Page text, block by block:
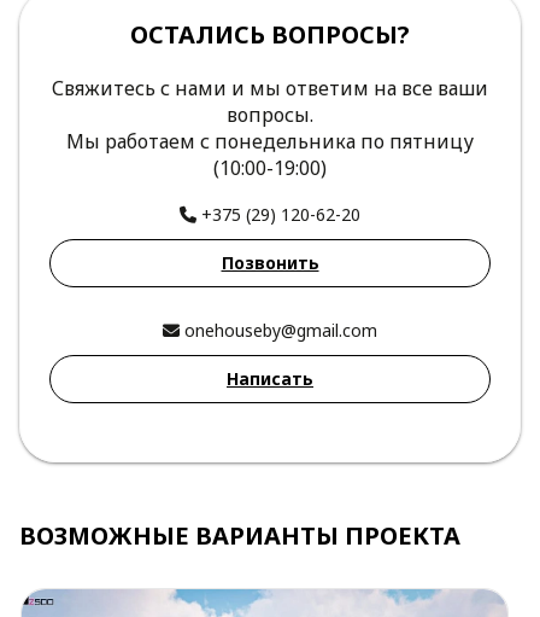
ОСТАЛИСЬ ВОПРОСЫ?
Свяжитесь с нами и мы ответим на все ваши
вопросы.
Мы работаем с понедельника по пятницу
(10:00-19:00)
+375 (29) 120-62-20
Позвонить
onehouseby@gmail.com
Написать
ВОЗМОЖНЫЕ ВАРИАНТЫ ПРОЕКТА